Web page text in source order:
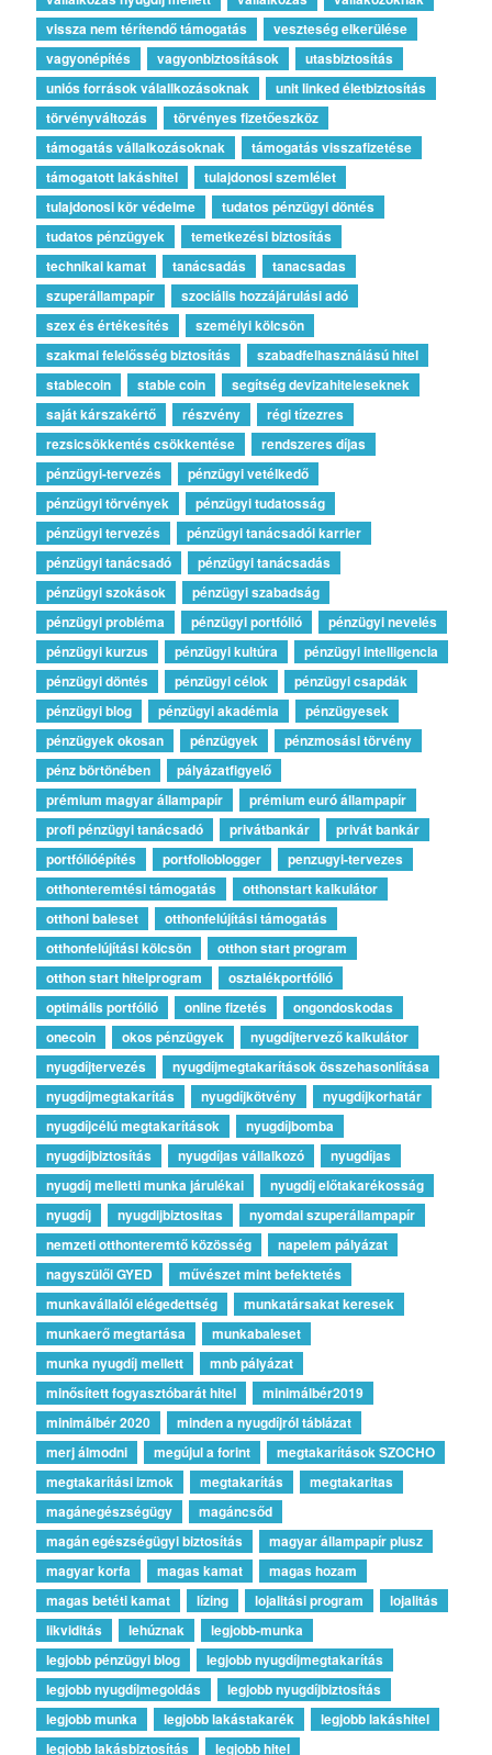
vissza nem térítendő támogatás
veszteség elkerülése
vagyonépítés
vagyonbiztosítások
utasbiztosítás
uniós források válallkozásoknak
unit linked életbiztosítás
törvényváltozás
törvényes fizetőeszköz
támogatás vállalkozásoknak
támogatás visszafizetése
támogatott lakáshitel
tulajdonosi szemlélet
tulajdonosi kör védelme
tudatos pénzügyi döntés
tudatos pénzügyek
temetkezési biztosítás
technikai kamat
tanácsadás
tanacsadas
szuperállampapír
szociális hozzájárulási adó
szex és értékesítés
személyi kölcsön
szakmai felelősség biztosítás
szabadfelhasználású hitel
stablecoin
stable coin
segítség devizahiteleseknek
saját kárszakértő
részvény
régi tízezres
rezsicsökkentés csökkentése
rendszeres díjas
pénzügyi-tervezés
pénzügyi vetélkedő
pénzügyi törvények
pénzügyi tudatosság
pénzügyi tervezés
pénzügyi tanácsadói karrier
pénzügyi tanácsadó
pénzügyi tanácsadás
pénzügyi szokások
pénzügyi szabadság
pénzügyi probléma
pénzügyi portfólió
pénzügyi nevelés
pénzügyi kurzus
pénzügyi kultúra
pénzügyi intelligencia
pénzügyi döntés
pénzügyi célok
pénzügyi csapdák
pénzügyi blog
pénzügyi akadémia
pénzügyesek
pénzügyek okosan
pénzügyek
pénzmosási törvény
pénz börtönében
pályázatfigyelő
prémium magyar állampapír
prémium euró állampapír
profi pénzügyi tanácsadó
privátbankár
privát bankár
portfólióépítés
portfolioblogger
penzugyi-tervezes
otthonteremtési támogatás
otthonstart kalkulátor
otthoni baleset
otthonfelújítási támogatás
otthonfelújítási kölcsön
otthon start program
otthon start hitelprogram
osztalékportfólió
optimális portfólió
online fizetés
ongondoskodas
onecoin
okos pénzügyek
nyugdíjtervező kalkulátor
nyugdíjtervezés
nyugdíjmegtakarítások összehasonlítása
nyugdíjmegtakarítás
nyugdíjkötvény
nyugdíjkorhatár
nyugdíjcélú megtakarítások
nyugdíjbomba
nyugdíjbiztosítás
nyugdíjas vállalkozó
nyugdíjas
nyugdíj melletti munka járulékai
nyugdíj előtakarékosság
nyugdíj
nyugdijbiztositas
nyomdai szuperállampapír
nemzeti otthonteremtő közösség
napelem pályázat
nagyszülői GYED
művészet mint befektetés
munkavállalói elégedettség
munkatársakat keresek
munkaerő megtartása
munkabaleset
munka nyugdíj mellett
mnb pályázat
minősített fogyasztóbarát hitel
minimálbér2019
minimálbér 2020
minden a nyugdíjról táblázat
merj álmodni
megújul a forint
megtakarítások SZOCHO
megtakarítási izmok
megtakarítás
megtakaritas
magánegészségügy
magáncsőd
magán egészségügyi biztosítás
magyar állampapír plusz
magyar korfa
magas kamat
magas hozam
magas betéti kamat
lízing lojalitási program
lojalitás
likviditás
lehúznak
legjobb-munka
legjobb pénzügyi blog
legjobb nyugdíjmegtakarítás
legjobb nyugdíjmegoldás
legjobb nyugdíjbiztosítás
legjobb munka
legjobb lakástakarék
legjobb lakáshitel
legjobb lakásbiztosítás
legjobb hitel